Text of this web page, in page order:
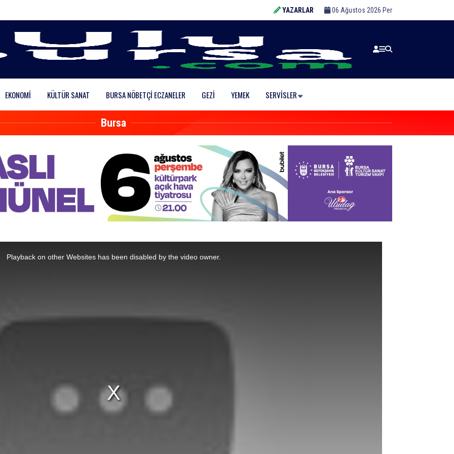
YAZARLAR 06 Ağustos 2026 Per
EKONOMI KÜLTÜR SANAT BURSA NÖBETÇI ECZANELER GEZI YEMEK SERVISLER
Bursa
Playback on other Websites has been disabled by the video owner.